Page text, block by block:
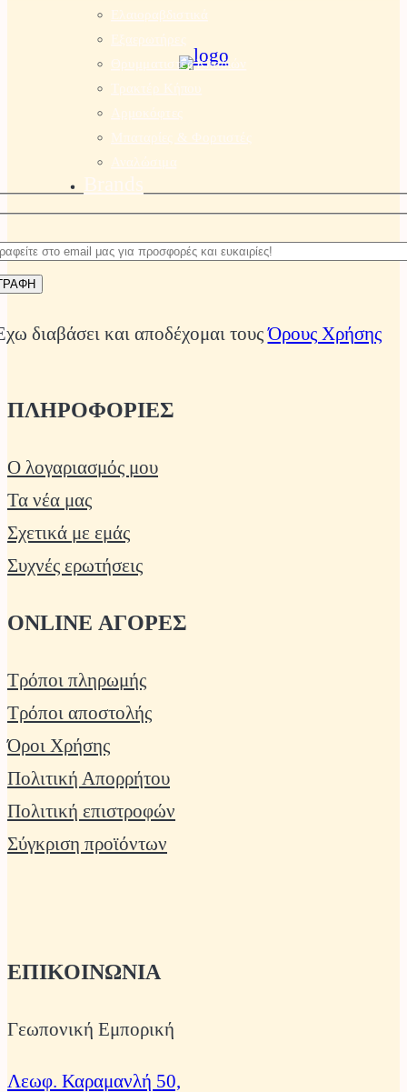
διαβάσει και αποδέχομαι τουςΌρους Χρήσης
ΠΛΗΡΟΦΟΡΙΕΣ
Ο λογαριασμός μου
Τα νέα μας
Σχετικά με εμάς
Συχνές ερωτήσεις
ONLINE ΑΓΟΡΕΣ
Τρόποι πληρωμής
Τρόποι αποστολής
Όροι Χρήσης
Πολιτική Απορρήτου
Πολιτική επιστροφών
Σύγκριση προϊόντων
ΕΠΙΚΟΙΝΩΝΙΑ
Γεωπονική Εμπορική
Λεωφ. Καραμανλή 50,
Ελαιοραβδιστικά
Εξαερωτήρες
Θρυμματιστές Κλαδιών
Τρακτέρ Κήπου
Αρμοκόφτες
Μπαταρίες & Φορτιστές
Αναλώσιμα
Brands